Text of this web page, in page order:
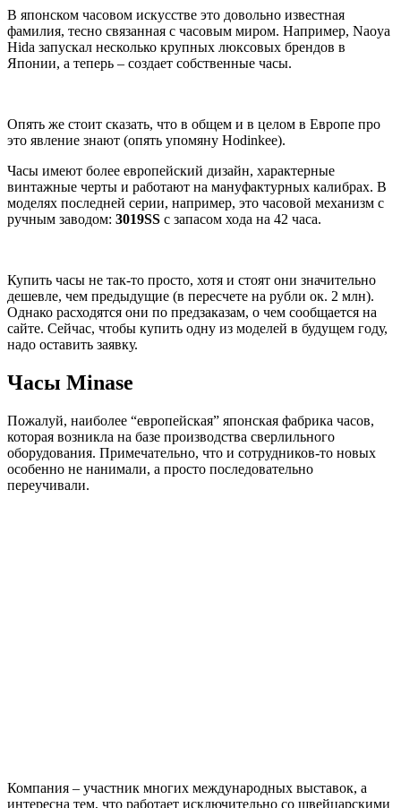
В японском часовом искусстве это довольно известная
фамилия, тесно связанная с часовым миром. Например, Naoya
Hida запускал несколько крупных люксовых брендов в
Японии, а теперь – создает собственные часы.
Опять же стоит сказать, что в общем и в целом в Европе про
это явление знают (опять упомяну Hodinkee).
Часы имеют более европейский дизайн, характерные
винтажные черты и работают на мануфактурных калибрах. В
моделях последней серии, например, это часовой механизм с
ручным заводом: 3019SS с запасом хода на 42 часа.
Купить часы не так-то просто, хотя и стоят они значительно
дешевле, чем предыдущие (в пересчете на рубли ок. 2 млн).
Однако расходятся они по предзаказам, о чем сообщается на
сайте. Сейчас, чтобы купить одну из моделей в будущем году,
надо оставить заявку.
Часы Minase
Пожалуй, наиболее “европейская” японская фабрика часов,
которая возникла на базе производства сверлильного
оборудования. Примечательно, что и сотрудников-то новых
особенно не нанимали, а просто последовательно
переучивали.
Компания – участник многих международных выставок, а
интересна тем, что работает исключительно со швейцарскими